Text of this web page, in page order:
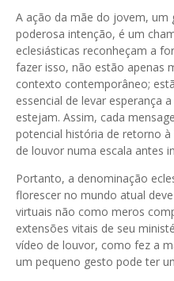
A ação da mãe do jovem, um
poderosa intenção, é um
eclesiásticas reconheçam a
fazer isso, não estão apenas
contexto contemporâneo;
essencial de levar esperança
estejam. Assim, cada
potencial história de retorno
de louvor numa escala antes
Portanto, a denominação
florescer no mundo atual
virtuais não como meros
extensões vitais de seu
vídeo de louvor, como fez a
um pequeno gesto pode ter